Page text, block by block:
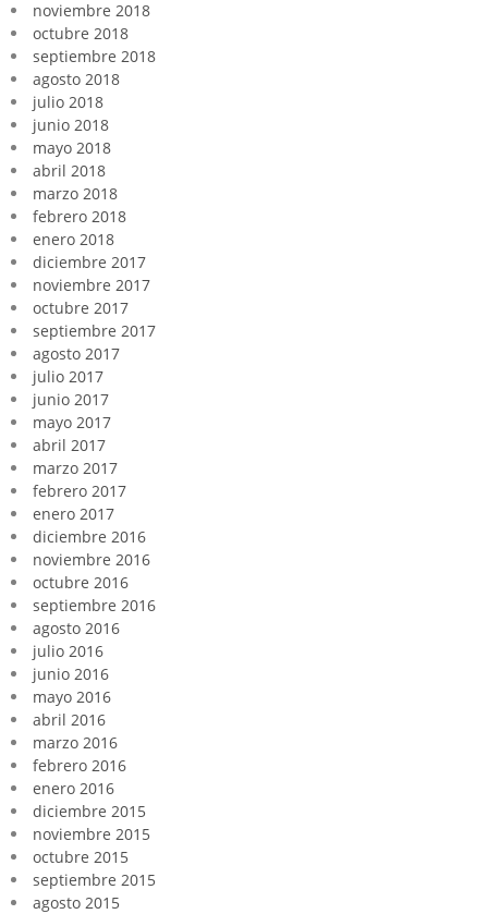
noviembre 2018
octubre 2018
septiembre 2018
agosto 2018
julio 2018
junio 2018
mayo 2018
abril 2018
marzo 2018
febrero 2018
enero 2018
diciembre 2017
noviembre 2017
octubre 2017
septiembre 2017
agosto 2017
julio 2017
junio 2017
mayo 2017
abril 2017
marzo 2017
febrero 2017
enero 2017
diciembre 2016
noviembre 2016
octubre 2016
septiembre 2016
agosto 2016
julio 2016
junio 2016
mayo 2016
abril 2016
marzo 2016
febrero 2016
enero 2016
diciembre 2015
noviembre 2015
octubre 2015
septiembre 2015
agosto 2015